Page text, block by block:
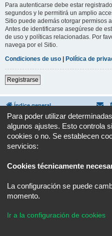
Para autenticarse debe estar
segundos y le permitirá un amplio
Sitio puede además otorgar permisos
Antes de identificarse asegúrese de
de uso y políticas relacionadas. Por
navega por el Sitio.
Condiciones de uso | Política de
Registrarse
Índice general
Desarrollado por phpBB
®
Para poder utilizar
algunos ajustes. Esto controla
cookies o no. Se establecen
servicios:
Cookies técnicamente
La configuración se puede
momento.
Ir a la configuración de cookies